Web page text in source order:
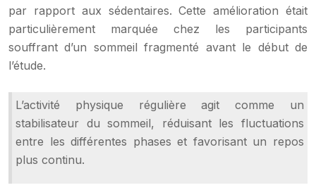
par rapport aux sédentaires. Cette amélioration était
particulièrement marquée chez les participants
souffrant d’un sommeil fragmenté avant le début de
l’étude.
L’activité physique régulière agit comme un
stabilisateur du sommeil, réduisant les fluctuations
entre les différentes phases et favorisant un repos
plus continu.